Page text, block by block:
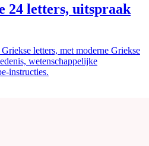
24 letters, uitspraak
letters, met moderne Griekse
wetenschappelijke
instructies.